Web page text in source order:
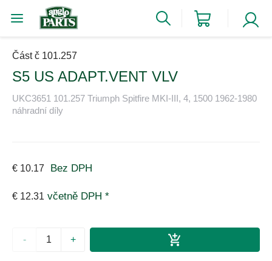
Část č 101.257
S5 US ADAPT.VENT VLV
UKC3651 101.257 Triumph Spitfire MKI-III, 4, 1500 1962-1980
náhradní díly
€ 10.17 Bez DPH
€ 12.31 včetně DPH *
- +